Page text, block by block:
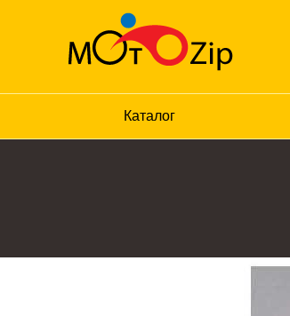
Каталог